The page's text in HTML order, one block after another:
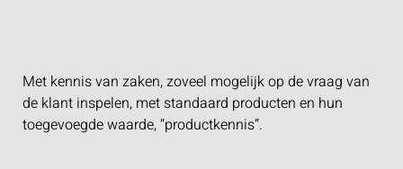
Met kennis van zaken, zoveel mogelijk op de vraag van
de klant inspelen, met standaard producten en hun
toegevoegde waarde, “productkennis”.